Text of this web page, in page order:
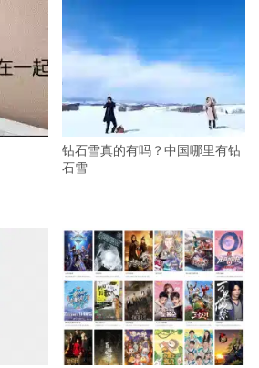
钻石雪真的有吗？中国哪里有钻
石雪